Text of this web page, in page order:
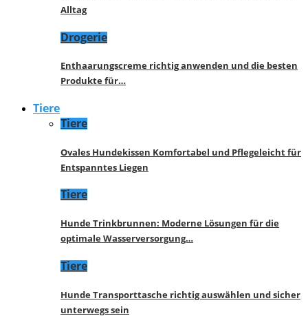
Alltag
Drogerie
Enthaarungscreme richtig anwenden und die besten
Produkte für…
Tiere
Tiere
Ovales Hundekissen Komfortabel und Pflegeleicht für
Entspanntes Liegen
Tiere
Hunde Trinkbrunnen: Moderne Lösungen für die
optimale Wasserversorgung…
Tiere
Hunde Transporttasche richtig auswählen und sicher
unterwegs sein